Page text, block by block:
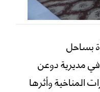
بساحل
مديرية دوعن
المناخية وأثرها